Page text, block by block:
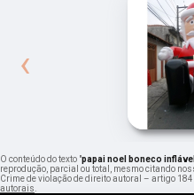
‹
O conteúdo do texto "papai noel boneco
reprodução, parcial ou total, mesmo citando
Crime de violação de direito autoral – artigo 184
autorais